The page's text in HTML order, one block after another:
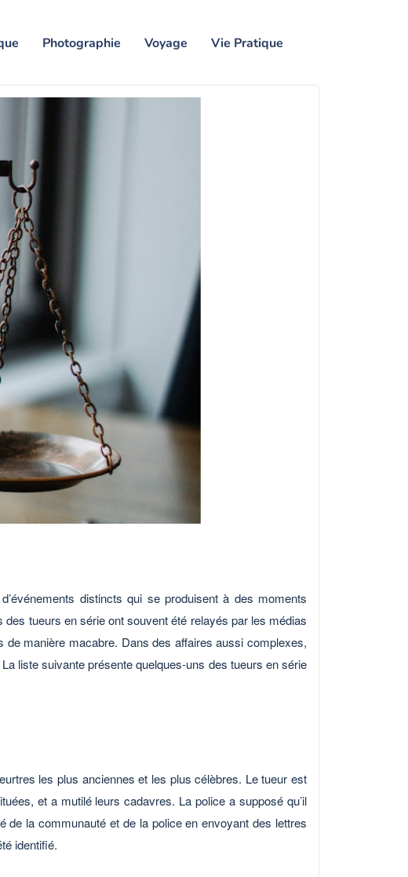
Photographie Voyage Vie Pratique
distincts qui se produisent à des moments
tueurs en série ont souvent été relayés par les médias
de manière macabre. Dans des affaires aussi complexes,
liste suivante présente quelques-uns des tueurs en série
les plus anciennes et les plus célèbres. Le tueur est
et a mutilé leurs cadavres. La police a supposé qu’il
de la communauté et de la police en envoyant des lettres
identifié.